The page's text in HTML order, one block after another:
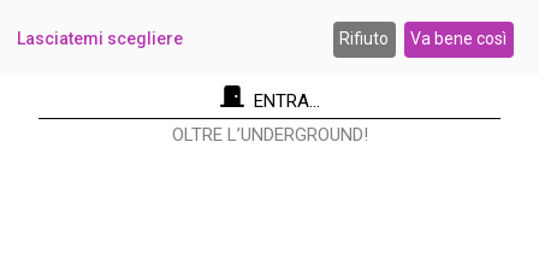
ENTRA...
OLTRE L’UNDERGROUND!
Lasciatemi scegliere Rifiuto Va bene così